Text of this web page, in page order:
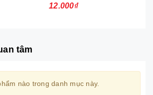
12.000₫
tâm
nào trong danh mục này.